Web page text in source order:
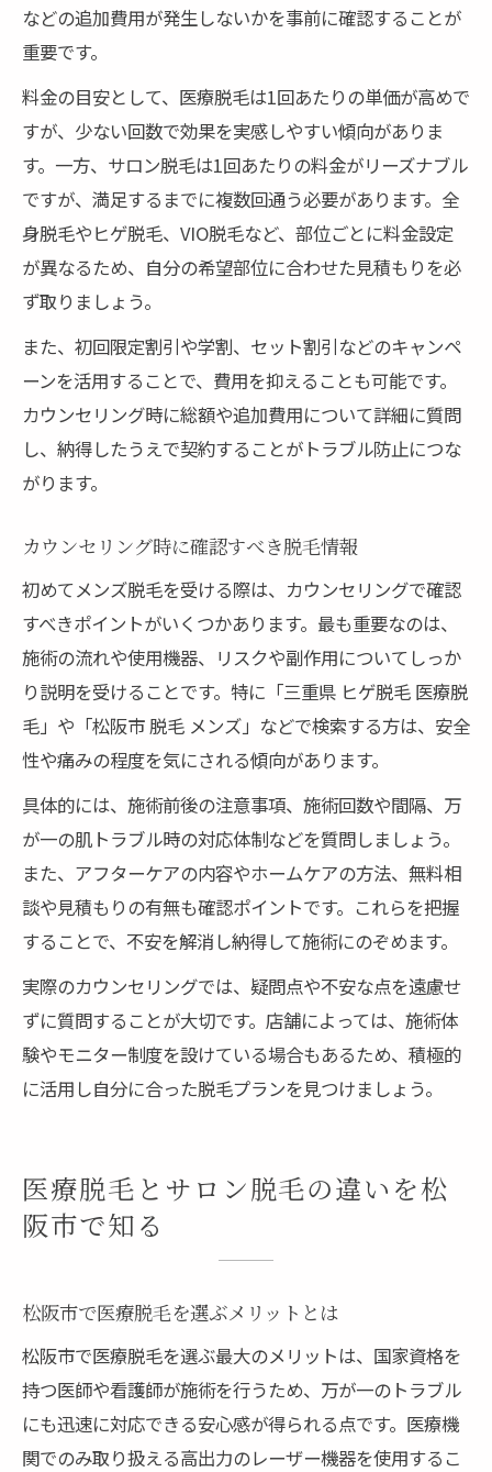
などの追加費用が発生しないかを事前に確認することが
重要です。
料金の目安として、医療脱毛は1回あたりの単価が高めで
すが、少ない回数で効果を実感しやすい傾向がありま
す。一方、サロン脱毛は1回あたりの料金がリーズナブル
ですが、満足するまでに複数回通う必要があります。全
身脱毛やヒゲ脱毛、VIO脱毛など、部位ごとに料金設定
が異なるため、自分の希望部位に合わせた見積もりを必
ず取りましょう。
また、初回限定割引や学割、セット割引などのキャンペ
ーンを活用することで、費用を抑えることも可能です。
カウンセリング時に総額や追加費用について詳細に質問
し、納得したうえで契約することがトラブル防止につな
がります。
カウンセリング時に確認すべき脱毛情報
初めてメンズ脱毛を受ける際は、カウンセリングで確認
すべきポイントがいくつかあります。最も重要なのは、
施術の流れや使用機器、リスクや副作用についてしっか
り説明を受けることです。特に「三重県 ヒゲ脱毛 医療脱
毛」や「松阪市 脱毛 メンズ」などで検索する方は、安全
性や痛みの程度を気にされる傾向があります。
具体的には、施術前後の注意事項、施術回数や間隔、万
が一の肌トラブル時の対応体制などを質問しましょう。
また、アフターケアの内容やホームケアの方法、無料相
談や見積もりの有無も確認ポイントです。これらを把握
することで、不安を解消し納得して施術にのぞめます。
実際のカウンセリングでは、疑問点や不安な点を遠慮せ
ずに質問することが大切です。店舗によっては、施術体
験やモニター制度を設けている場合もあるため、積極的
に活用し自分に合った脱毛プランを見つけましょう。
医療脱毛とサロン脱毛の違いを松
阪市で知る
松阪市で医療脱毛を選ぶメリットとは
松阪市で医療脱毛を選ぶ最大のメリットは、国家資格を
持つ医師や看護師が施術を行うため、万が一のトラブル
にも迅速に対応できる安心感が得られる点です。医療機
関でのみ取り扱える高出力のレーザー機器を使用するこ